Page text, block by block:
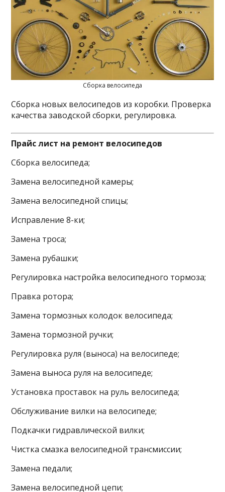
Сборка велосипеда
Сборка новых велосипедов из коробки. Проверка
качества заводской сборки, регулировка.
Прайс лист на ремонт велосипедов
Сборка велосипеда;
Замена велосипедной камеры;
Замена велосипедной спицы;
Исправление 8-ки;
Замена троса;
Замена рубашки;
Регулировка настройка велосипедного тормоза;
Правка ротора;
Замена тормозных колодок велосипеда;
Замена тормозной ручки;
Регулировка руля (выноса) на велосипеде;
Замена выноса руля на велосипеде;
Установка проставок на руль велосипеда;
Обслуживание вилки на велосипеде;
Подкачки гидравлической вилки;
Чистка смазка велосипедной трансмиссии;
Замена педали;
Замена велосипедной цепи;